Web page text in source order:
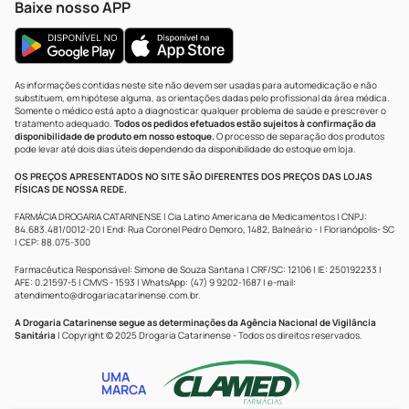
Baixe nosso APP
As informações contidas neste site não devem ser usadas para automedicação e não
substituem, em hipótese alguma, as orientações dadas pelo profissional da área médica.
Somente o médico está apto a diagnosticar qualquer problema de saúde e prescrever o
tratamento adequado. Todos os pedidos efetuados estão sujeitos à confirmação da
disponibilidade de produto em nosso estoque.O processo de separação dos produtos
pode levar até dois dias úteis dependendo da disponibilidade do estoque em loja.
OS PREÇOS APRESENTADOS NO SITE SÃO DIFERENTES DOS PREÇOS DAS LOJAS
FÍSICAS DE NOSSA REDE.
FARMÁCIA DROGARIA CATARINENSE | Cia Latino Americana de Medicamentos | CNPJ:
84.683.481/0012-20 | End: Rua Coronel Pedro Demoro, 1482, Balneário - | Florianópolis- SC
| CEP: 88.075-300
Farmacêutica Responsável: Simone de Souza Santana | CRF/SC: 12106 | IE: 250192233 |
AFE: 0.21597-5 | CMVS - 1593 | WhatsApp: (47) 9 9202-1687 | e-mail:
atendimento@drogariacatarinense.com.br.
A Drogaria Catarinense segue as determinações da Agência Nacional de Vigilância
Sanitária | Copyright © 2025 Drogaria Catarinense - Todos os direitos reservados.
UMA
MARCA